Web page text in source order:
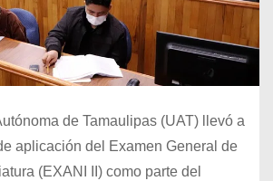
de Tamaulipas (UAT) llevó a
aplicación del Examen General de
(EXANI II) como parte del